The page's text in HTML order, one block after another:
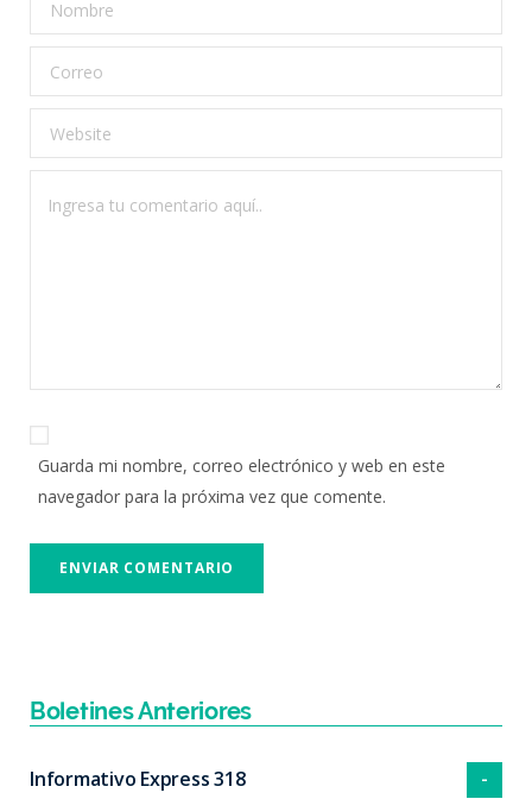
Guarda mi nombre, correo electrónico y web en este
navegador para la próxima vez que comente.
Boletines Anteriores
Informativo Express 318